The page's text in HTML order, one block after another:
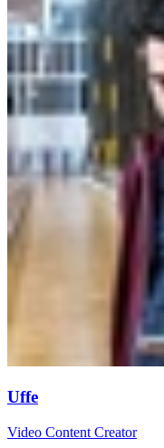
Uffe
Video Content Creator